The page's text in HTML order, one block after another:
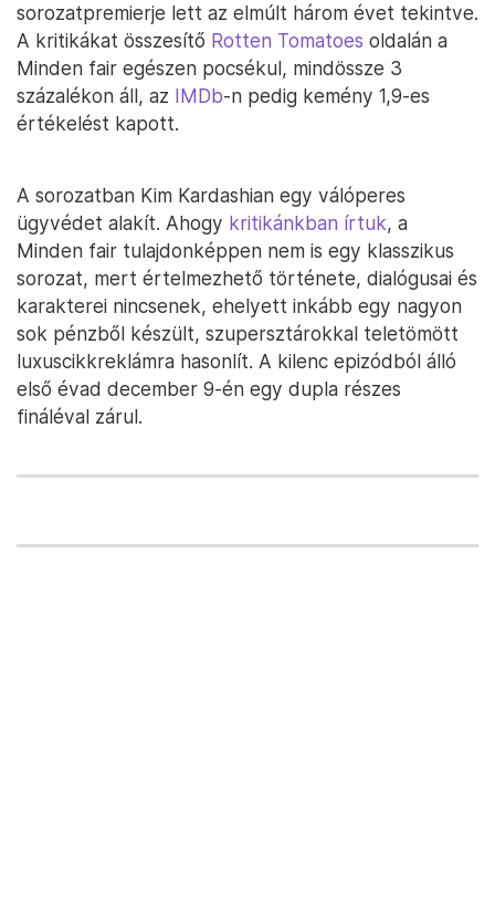
sorozatpremierje lett az elmúlt három évet tekintve.
A kritikákat összesítő Rotten Tomatoes oldalán a
Minden fair egészen pocsékul, mindössze 3
százalékon áll, az IMDb-n pedig kemény 1,9-es
értékelést kapott.
A sorozatban Kim Kardashian egy válóperes
ügyvédet alakít. Ahogy kritikánkban írtuk, a
Minden fair tulajdonképpen nem is egy klasszikus
sorozat, mert értelmezhető története, dialógusai és
karakterei nincsenek, ehelyett inkább egy nagyon
sok pénzből készült, szupersztárokkal teletömött
luxuscikkreklámra hasonlít. A kilenc epizódból álló
első évad december 9-én egy dupla részes
fináléval zárul.